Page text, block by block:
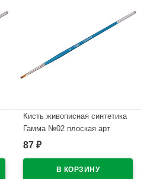
Кисть живописная синтетика
Гамма №02 плоская арт
280618 08 02
87 ₽